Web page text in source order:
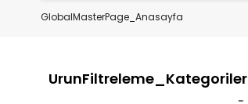
GlobalMasterPage_Anasayfa
UrunFiltreleme_Kategoriler